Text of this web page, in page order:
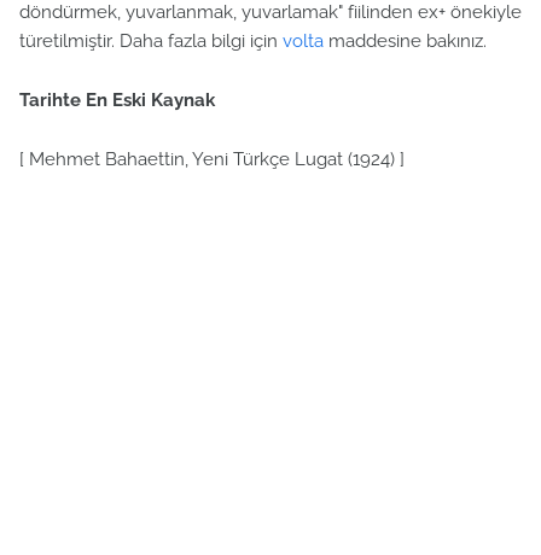
döndürmek, yuvarlanmak, yuvarlamak" fiilinden ex+ önekiyle
türetilmiştir. Daha fazla bilgi için volta maddesine bakınız.
Tarihte En Eski Kaynak
[ Mehmet Bahaettin, Yeni Türkçe Lugat (1924) ]